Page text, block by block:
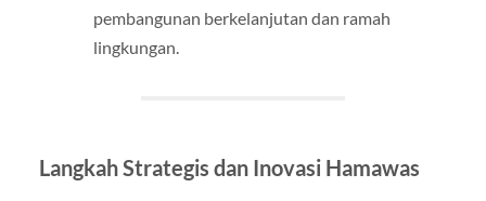
pembangunan berkelanjutan dan ramah
lingkungan.
Langkah Strategis dan Inovasi Hamawas